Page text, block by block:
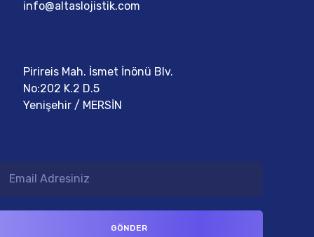
info@altaslojistik.com
Pirireis Mah. İsmet İnönü Blv.
No:202 K.2 D.5
Yenişehir / MERSİN